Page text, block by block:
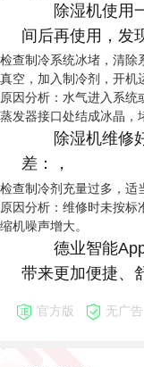
除湿机使用
间后再使用，发
检查制冷系统冰堵，清除
真空，加入制冷剂，开机
原因分析：水气进入系
蒸发器接口处结成冰晶，
除湿机维修
差：，
检查制冷剂充量过多，适
原因分析：维修时未按
缩机噪声增大。
德业智能
带来更加便捷、
官方版 无广告